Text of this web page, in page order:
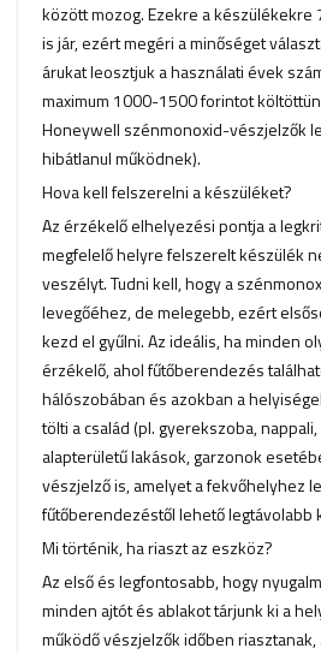
között mozog. Ezekre a készülékekre
is jár, ezért megéri a minőséget
árukat leosztjuk a használati évek
maximum 1000-1500 forintot
Honeywell szénmonoxid-vészjelzők
hibátlanul működnek).
Hova kell felszerelni a készüléket?
Az érzékelő elhelyezési pontja a
megfelelő helyre felszerelt készülék
veszélyt. Tudni kell, hogy a
levegőéhez, de melegebb, ezért
kezd el gyűlni. Az ideális, ha minden
érzékelő, ahol fűtőberendezés
hálószobában és azokban a
tölti a család (pl. gyerekszoba,
alapterületű lakások, garzonok
vészjelző is, amelyet a fekvőhelyhez
fűtőberendezéstől lehető legtávolabb
Mi történik, ha riaszt az eszköz?
Az első és legfontosabb, hogy
minden ajtót és ablakot tárjunk ki a
működő vészjelzők időben